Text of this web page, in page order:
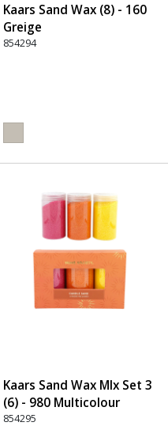
Kaars Sand Wax (8) - 160
Greige
854294
Kaars Sand Wax MIx Set 3
(6) - 980 Multicolour
854295